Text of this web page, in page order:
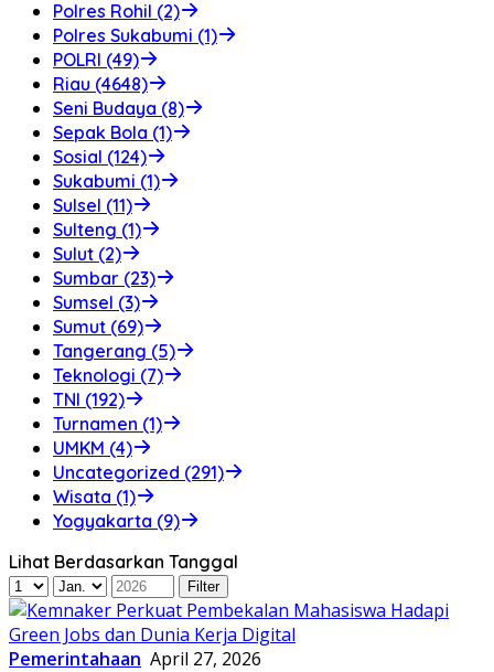
Polres Rohil (2)
Polres Sukabumi (1)
POLRI (49)
Riau (4648)
Seni Budaya (8)
Sepak Bola (1)
Sosial (124)
Sukabumi (1)
Sulsel (11)
Sulteng (1)
Sulut (2)
Sumbar (23)
Sumsel (3)
Sumut (69)
Tangerang (5)
Teknologi (7)
TNI (192)
Turnamen (1)
UMKM (4)
Uncategorized (291)
Wisata (1)
Yogyakarta (9)
Lihat Berdasarkan Tanggal
Pemerintahaan April 27, 2026